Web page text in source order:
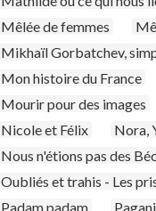
Mêlée de femmes
Mikhaïl Gorbatchev,
Mon histoire du France
Mourir pour des images
Nicole et Félix
Nora,
Nous n'étions pas des
Oubliés et trahis - Les
Padam padam